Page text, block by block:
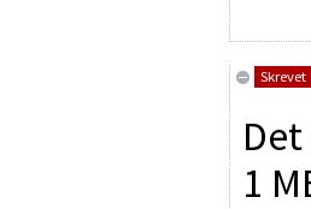
Skrevet
1